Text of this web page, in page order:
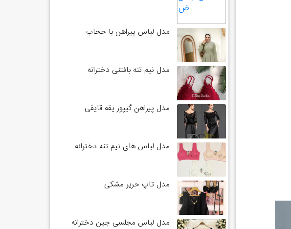
مدل لباس پیراهن با حجاب
مدل نیم تنه بافتنی دخترانه
مدل پیراهن گیپور یقه قایقی
مدل لباس های نیم تنه دخترانه
مدل تاپ حریر مشکی
مدل لباس مجلسی جین دخترانه